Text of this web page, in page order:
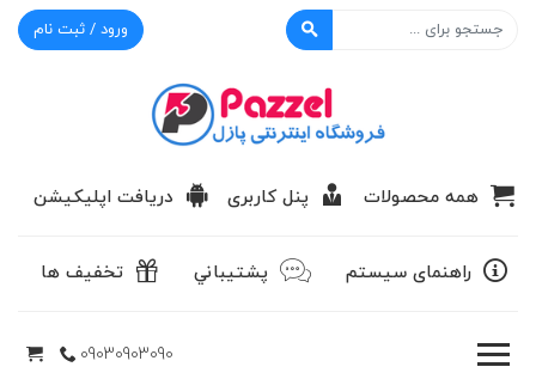
ورود / ثبت نام
همه محصولات پنل کاربری دریافت اپلیکیشن
راهنمای سیستم پشتيباني تخفیف ها
09030903090